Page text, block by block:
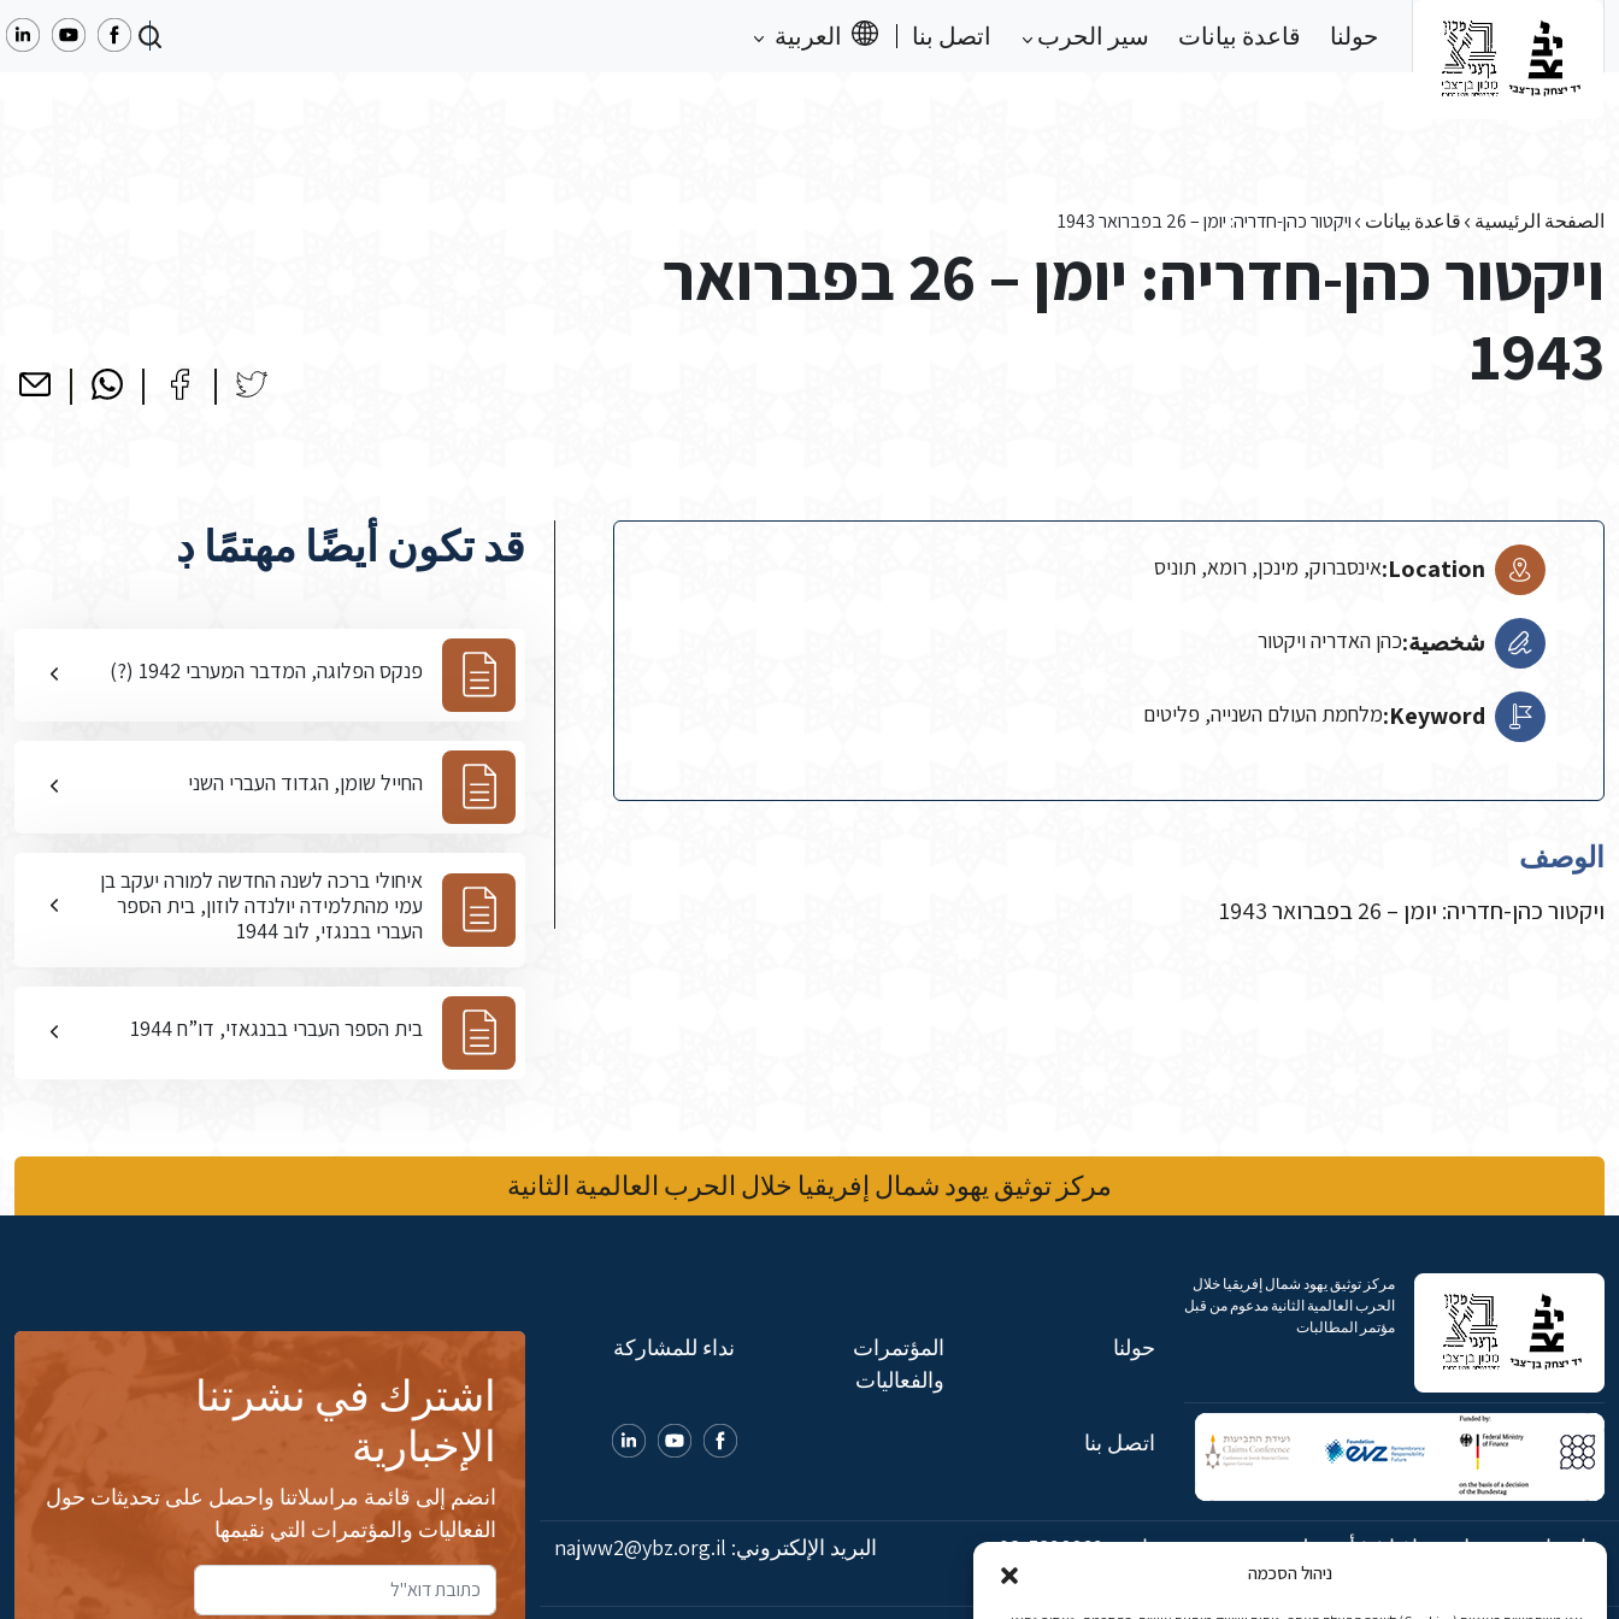
ניהול הסכמה
حولنا قاعدة بيانات سير الحرب اتصل بنا العربية
الصفحة الرئيسية قاعدة بيانات ויקטור כהן-חדריה: יומן – 26 בפברואר 1943
ויקטור כהן-חדריה: יומן – 26 בפברואר
1943
Location: אינסברוק, מינכן, רומא, תוניס
شخصية:כהן האדריה ויקטור
Keyword: מלחמת העולם השנייה, פליטים
الوصف
ויקטור כהן-חדריה: יומן – 26 בפברואר 1943
قد تكون أيضًا مهتمًا ڊ
פנקס הפלוגה, המדבר המערבי 1942 (?)
החייל שומן, הגדוד העברי השני
איחולי ברכה לשנה החדשה למורה יעקב בן
עמי מהתלמידה יולנדה לוזון, בית הספר
העברי בבנגזי, לוב 1944
בית הספר העברי בבנגאזי, דו”ח 1944
مركز توثيق يهود شمال إفريقيا خلال الحرب العالمية الثانية
مركز توثيق يهود شمال إفريقيا خلال
الحرب العالمية الثانية مدعوم من قبل
مؤتمر المطالبات
حولنا
المؤتمرات
والفعاليات
نداء للمشاركة
اتصل بنا
شارع ابن جبيرول، رحافيا ١٤ أورشليم
هاتف:02-5398869 البريد الإلكتروني: najww2@ybz.org.il
اشترك في نشرتنا
الإخبارية
انضم إلى قائمة مراسلاتنا واحصل على تحديثات حول
الفعاليات والمؤتمرات التي نقيمها